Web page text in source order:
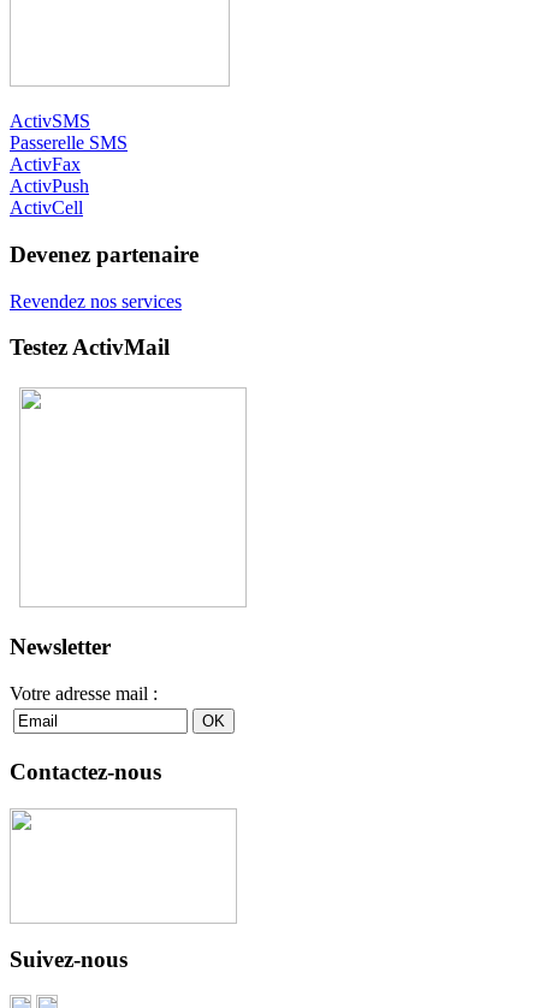
ActivSMS
Passerelle SMS
ActivFax
ActivPush
ActivCell
Devenez partenaire
Revendez nos services
Testez ActivMail
Newsletter
Votre adresse mail :
Contactez-nous
Suivez-nous